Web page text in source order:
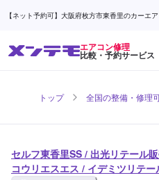
【ネット予約可】大阪府枚方市東香里のカーエ
エアコン修理
比較・予約サービス
トップ 全国の整備・修理
セルフ東香里SS / 出光リテール
コウリエスエス / イデミツリテ